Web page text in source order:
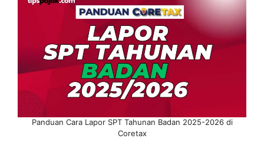
Panduan Cara Lapor SPT Tahunan Badan 2025-2026 di
Coretax